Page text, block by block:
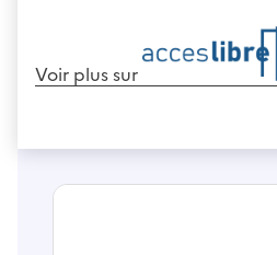
Voir plus sur